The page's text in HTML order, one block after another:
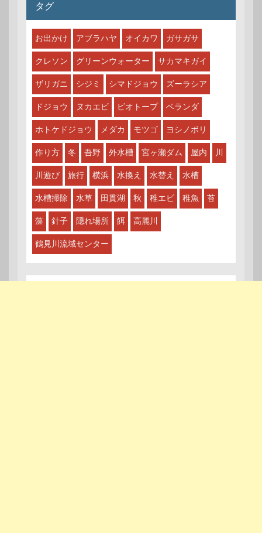
タグ
お出かけ アブラハヤ オイカワ ガサガサ
クレソン グリーンウォーター サカマキガイ
ザリガニ シジミ シマドジョウ ズーラシア
ドジョウ ヌカエビ ビオトープ ベランダ
ホトケドジョウ メダカ モツゴ ヨシノボリ
作り方 冬 吾野 外水槽 宮ヶ瀬ダム 屋内 川
川遊び 旅行 横浜 水換え 水替え 水槽
水槽掃除 水草 田貫湖 秋 稚エビ 稚魚 苔
藻 針子 隠れ場所 餌 高麗川
鶴見川流域センター